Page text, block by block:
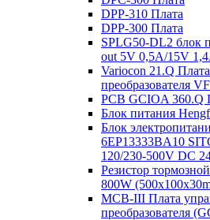
DPP-310 Плата
DPP-300 Плата
SPLG50-DL2 блок
out 5V 0,5А/15V
Variocon 21.Q
преобразователя
PCB GCIOA 360.Q
Блок питания
Блок
6EP13333BA10
120/230-500V DC
Резистор
800W
MCB-III Плата
преобразователя